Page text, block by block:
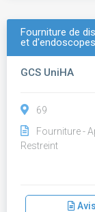
Fourniture de
et
GCS UniHA
69
Fourniture -
Restreint
Avis